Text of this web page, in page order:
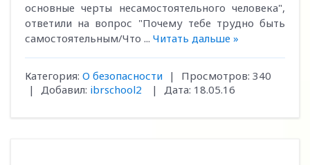
основные черты несамостоятельного человека",
ответили на вопрос "Почему тебе трудно быть
самостоятельным/Что ... Читать дальше »
Категория: О безопасности | Просмотров: 340
|
Добавил: ibrschool2 | Дата: 18.05.16